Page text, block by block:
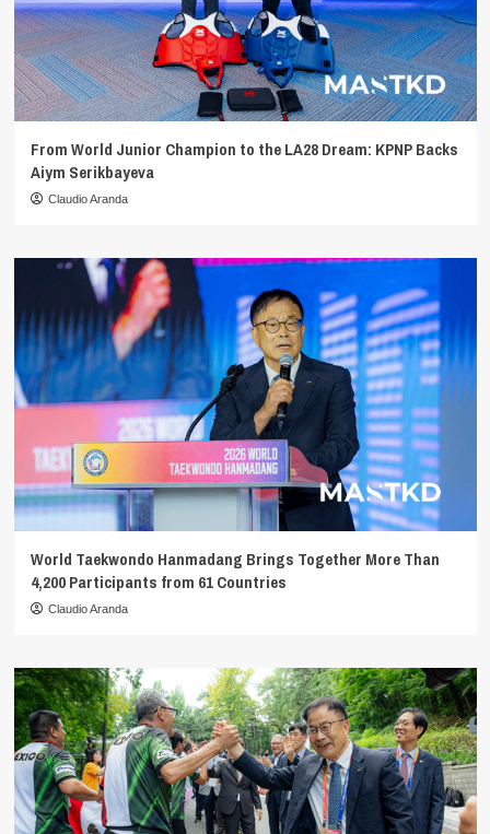
From World Junior Champion to the LA28 Dream: KPNP Backs
Aiym Serikbayeva
Claudio Aranda
World Taekwondo Hanmadang Brings Together More Than
4,200 Participants from 61 Countries
Claudio Aranda